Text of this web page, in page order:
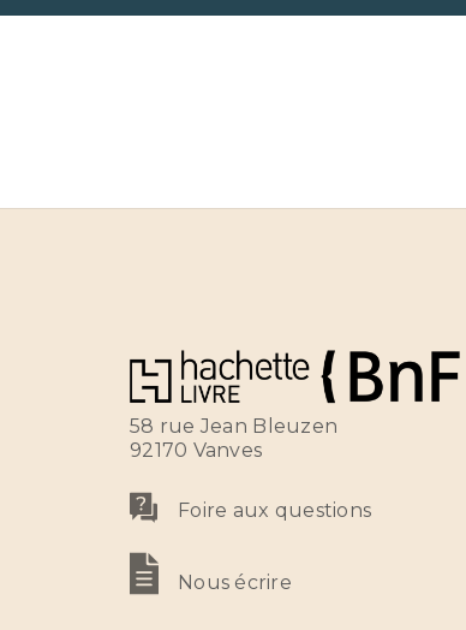
58 rue Jean Bleuzen
92170 Vanves
Foire aux questions
Nous écrire